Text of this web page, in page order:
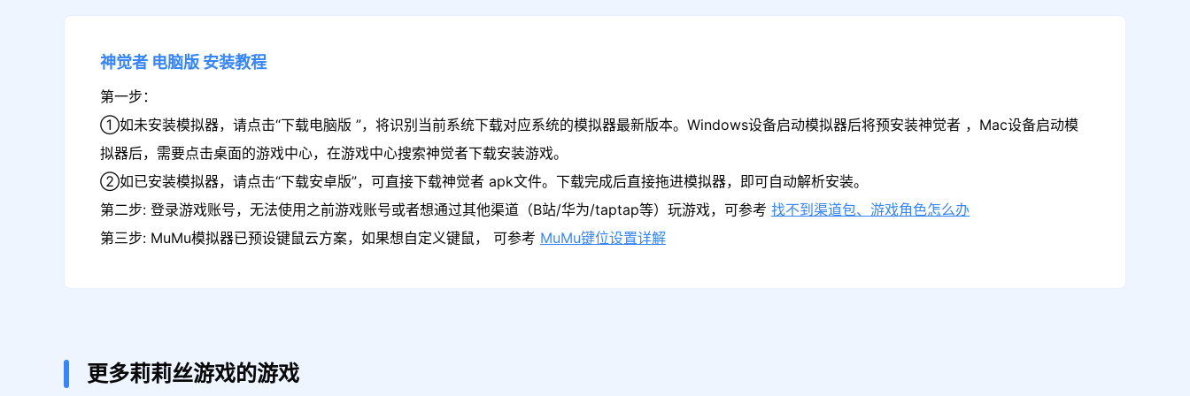
神觉者 电脑版 安装教程
第一步：
①如未安装模拟器，请点击“下载电脑版 ”，将识别当前系统下载对应系统的模拟器最新版本。Windows设备启动模拟器后将预安装神觉者 ，Mac设备启动模
拟器后，需要点击桌面的游戏中心，在游戏中心搜索神觉者下载安装游戏。
②如已安装模拟器，请点击“下载安卓版”，可直接下载神觉者 apk文件。下载完成后直接拖进模拟器，即可自动解析安装。
第二步: 登录游戏账号，无法使用之前游戏账号或者想通过其他渠道（B站/华为/taptap等）玩游戏，可参考 找不到渠道包、游戏角色怎么办
第三步: MuMu模拟器已预设键鼠云方案，如果想自定义键鼠， 可参考 MuMu键位设置详解
更多莉莉丝游戏的游戏